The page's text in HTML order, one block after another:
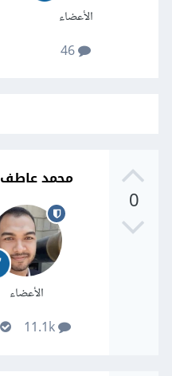
الأعضاء
0
محمد عاطف25
الأعضاء
11.1k